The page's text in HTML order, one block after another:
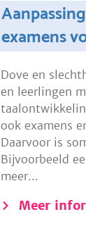
examens
Dove en
en leerlingen
ook examens
Daarvoor is
Bijvoorbeeld
meer...
Meer